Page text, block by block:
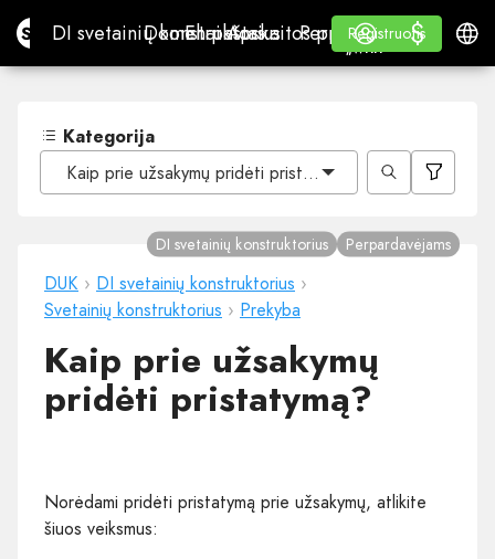
Site.proDI svetainių konstruktorius
DI svetainių konstruktorius
Domenai
DomenaiEl. paštas
El. paštasApskaitos programa
Apskaitos programa
Perpardavėjams
„WHITE LABEL“
Mokymasis
Mokymasis
Registruotis
Registruotis
Prisijungti
$
$
Kategorija
Kaip prie užsakymų pridėti pristatymą?
DUK › DI svetainių konstruktorius ›
Svetainių konstruktorius › Prekyba
DI svetainių konstruktorius Perpardavėjams
Kaip prie užsakymų
pridėti pristatymą?
Norėdami pridėti pristatymą prie užsakymų, atlikite
šiuos veiksmus: